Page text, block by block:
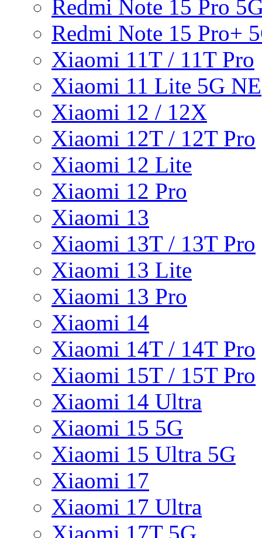
Redmi Note 15 Pro
Redmi Note 15 Pro+
Xiaomi 11T / 11T Pro
Xiaomi 11 Lite 5G NE
Xiaomi 12 / 12X
Xiaomi 12T / 12T Pro
Xiaomi 12 Lite
Xiaomi 12 Pro
Xiaomi 13
Xiaomi 13T / 13T Pro
Xiaomi 13 Lite
Xiaomi 13 Pro
Xiaomi 14
Xiaomi 14T / 14T Pro
Xiaomi 15T / 15T Pro
Xiaomi 14 Ultra
Xiaomi 15 5G
Xiaomi 15 Ultra 5G
Xiaomi 17
Xiaomi 17 Ultra
Xiaomi 17T 5G